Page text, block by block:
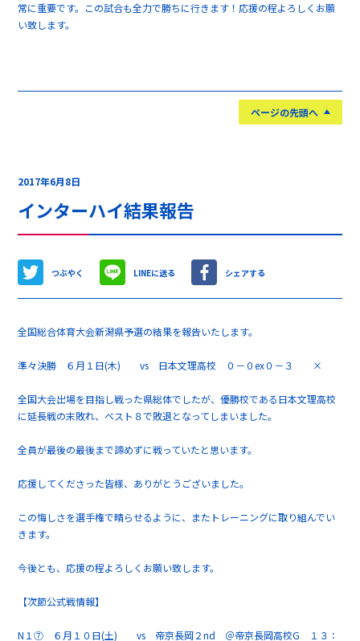
常に重要です。この試合も全力で勝ちに行きます！応援の程よろしくお願
い致します。
ページの先頭へ
2017年6月8日
インターハイ結果報告
つぶやく LINEに送る シェアする
全国総合体育大会新潟県予選の結果を報告いたします。
準々決勝 ６月１日(木) vs 日本文理高校 ０－０ex０－３ ×
全国大会出場を目指し戦った県総体でしたが、優勝校である日本文理高校
に延長戦の末敗れ、ベスト８で敗退となってしまいました。
全員が最後の最後まで諦めずに戦っていたと思います。
応援してくださった皆様、ありがとうございました。
この悔しさを選手権で晴らせるように、またトレーニングに取り組んでい
きます。
今後とも、応援の程よろしくお願い致します。
【次節公式戦情報】
N１⑦ ６月１０日(土) vs 帝京長岡２nd ＠帝京長岡高校G １３：